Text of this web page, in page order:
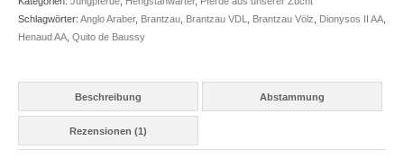
Zeus – Arlequin AA – Matador AA –
Talisman
Schlagwörter: Anglo Araber, Brantzau, Brantzau VDL, Brantzau Völz, Dionysos II AA,
Henaud AA, Quito de Baussy
Beschreibung Abstammung
Rezensionen (1)